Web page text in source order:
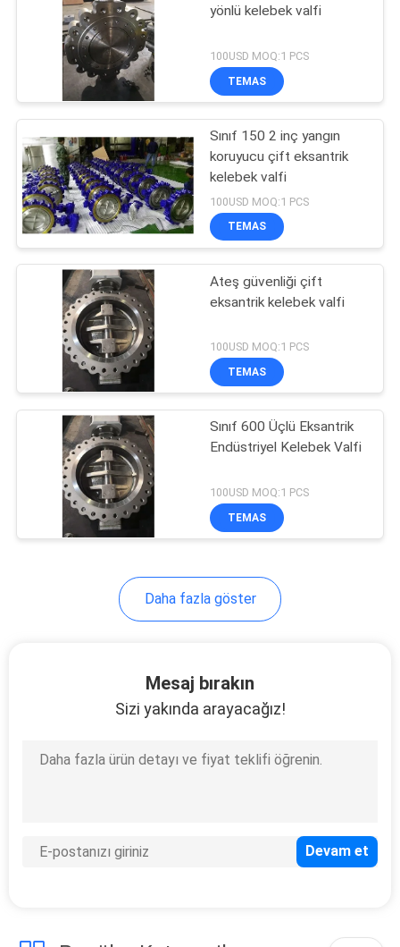
yönlü kelebek valfi
100USD MOQ:1 PCS
TEMAS
Sınıf 150 2 inç yangın
koruyucu çift eksantrik
kelebek valfi
100USD MOQ:1 PCS
TEMAS
Ateş güvenliği çift
eksantrik kelebek valfi
100USD MOQ:1 PCS
TEMAS
Sınıf 600 Üçlü Eksantrik
Endüstriyel Kelebek Valfi
100USD MOQ:1 PCS
TEMAS
Daha fazla göster
Mesaj bırakın
Sizi yakında arayacağız!